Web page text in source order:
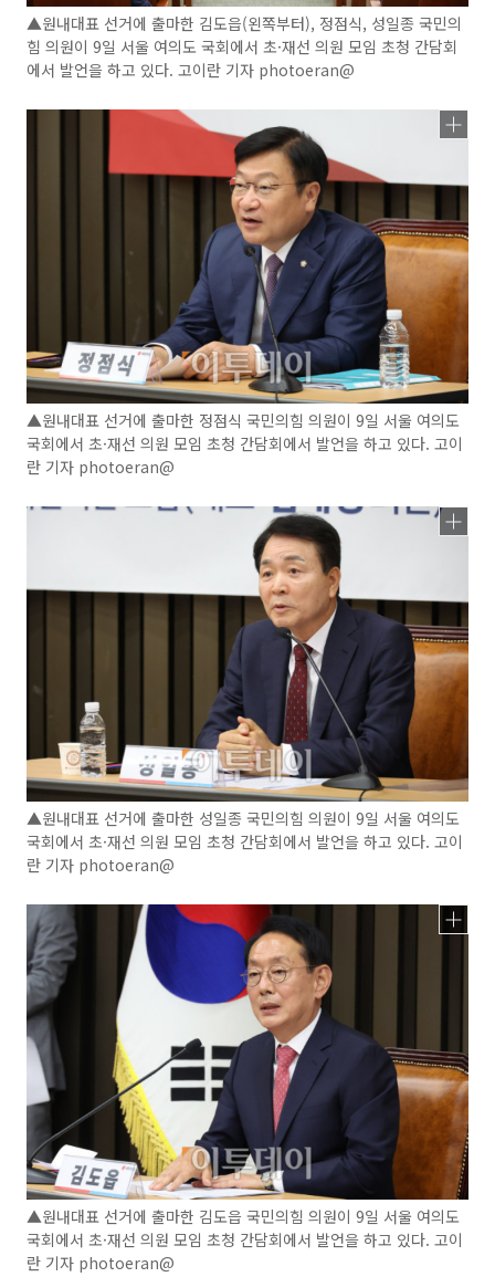
▲원내대표 선거에 출마한 김도읍(왼쪽부터), 정점식, 성일종 국민의
힘 의원이 9일 서울 여의도 국회에서 초·재선 의원 모임 초청 간담회
에서 발언을 하고 있다. 고이란 기자 photoeran@
▲원내대표 선거에 출마한 정점식 국민의힘 의원이 9일 서울 여의도
국회에서 초·재선 의원 모임 초청 간담회에서 발언을 하고 있다. 고이
란 기자 photoeran@
▲원내대표 선거에 출마한 성일종 국민의힘 의원이 9일 서울 여의도
국회에서 초·재선 의원 모임 초청 간담회에서 발언을 하고 있다. 고이
란 기자 photoeran@
▲원내대표 선거에 출마한 김도읍 국민의힘 의원이 9일 서울 여의도
국회에서 초·재선 의원 모임 초청 간담회에서 발언을 하고 있다. 고이
란 기자 photoeran@